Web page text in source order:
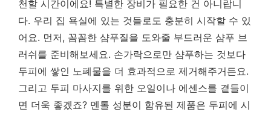
천할 시간이에요! 특별한 장비가 필요한 건 아니랍니
다. 우리 집 욕실에 있는 것들로도 충분히 시작할 수 있
어요. 먼저, 꼼꼼한 샴푸질을 도와줄 부드러운 샴푸 브
러쉬를 준비해보세요. 손가락으로만 샴푸하는 것보다
두피에 쌓인 노폐물을 더 효과적으로 제거해주거든요.
그리고 두피 마사지를 위한 오일이나 에센스를 곁들이
면 더욱 좋겠죠? 멘톨 성분이 함유된 제품은 두피에 시